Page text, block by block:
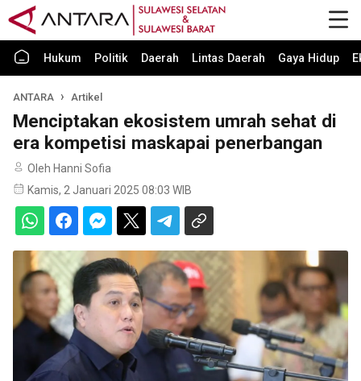
Hukum Politik Daerah Lintas Daerah Gaya Hidup
ANTARA Artikel
Menciptakan ekosistem umrah sehat di
era kompetisi maskapai penerbangan
Oleh Hanni Sofia
Kamis, 2 Januari 2025 08:03 WIB